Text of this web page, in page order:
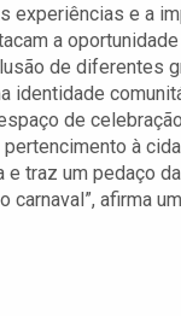
experiências e a
a
de diferentes
identidade
de
à
e traz um pedaço
carnaval”, afirma